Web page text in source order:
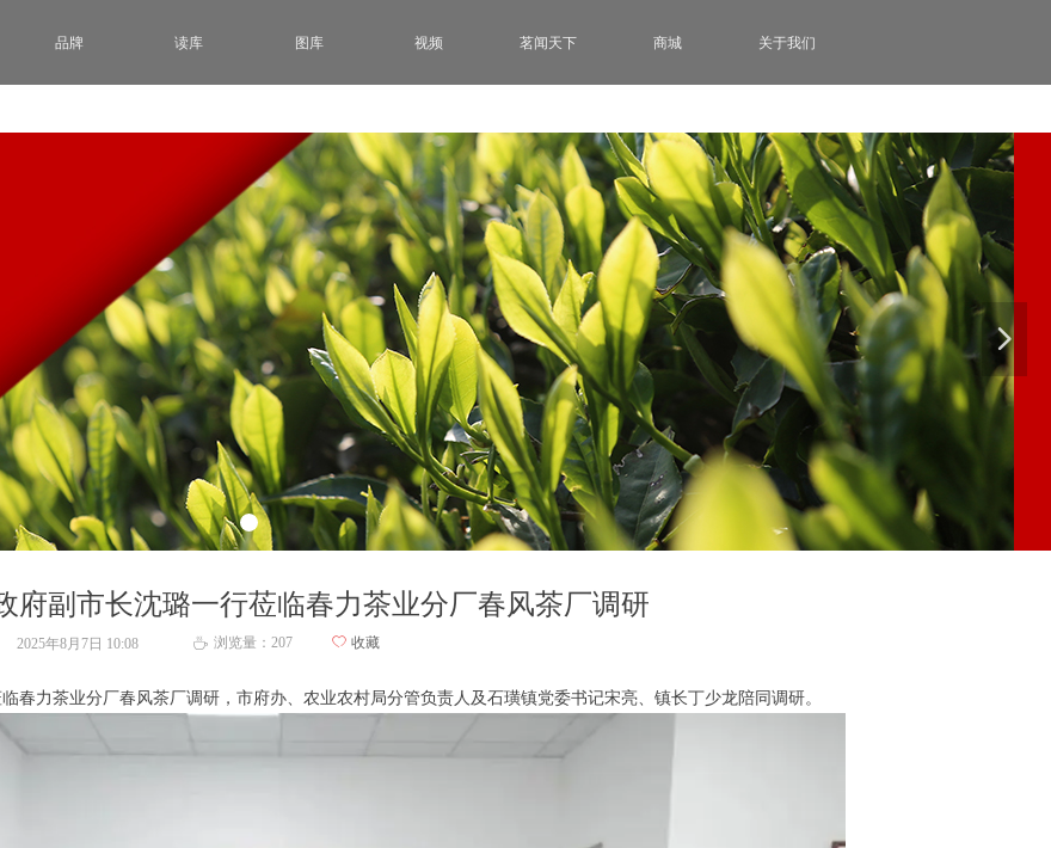
넲
品牌 读库 图库 视频 茗闻天下 商城 关于我们
府副市长沈璐一行莅临春力茶业分厂春风茶厂调研
春力茶业分厂春风茶厂调研，市府办、农业农村局分管负责人及石璜镇党委书记宋亮、镇长丁少龙陪同调研。
2025年8月7日 10:08 ꄘ 浏览量： 207 ꄀ 收藏